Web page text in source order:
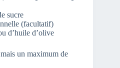
sucre
(facultatif)
d’huile d’olive
un maximum de